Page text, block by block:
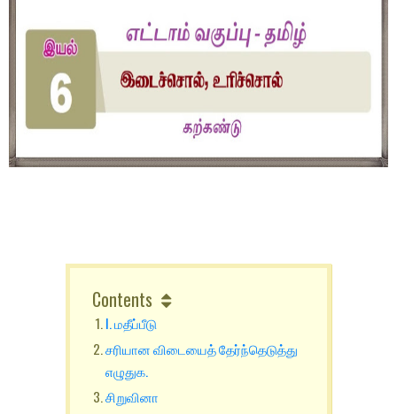
Contents
I. மதீப்பீடு
சரியான விடையைத் தேர்ந்தெடுத்து
எழுதுக.
சிறுவினா